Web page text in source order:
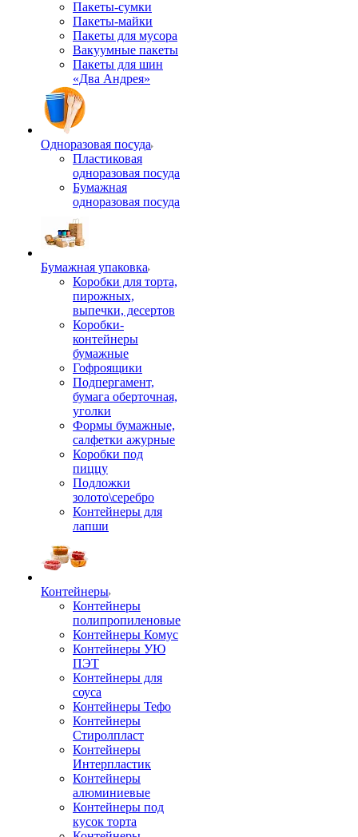
Пакеты-сумки
Пакеты-майки
Пакеты для мусора
Вакуумные пакеты
Пакеты для шин
«Два Андрея»
Одноразовая посуда
Пластиковая
одноразовая посуда
Бумажная
одноразовая посуда
Бумажная упаковка
Коробки для торта,
пирожных,
выпечки, десертов
Коробки-
контейнеры
бумажные
Гофроящики
Подпергамент,
бумага оберточная,
уголки
Формы бумажные,
салфетки ажурные
Коробки под
пиццу
Подложки
золото\серебро
Контейнеры для
лапши
Контейнеры
Контейнеры
полипропиленовые
Контейнеры Комус
Контейнеры УЮ
ПЭТ
Контейнеры для
соуса
Контейнеры Тефо
Контейнеры
Стиролпласт
Контейнеры
Интерпластик
Контейнеры
алюминиевые
Контейнеры под
кусок торта